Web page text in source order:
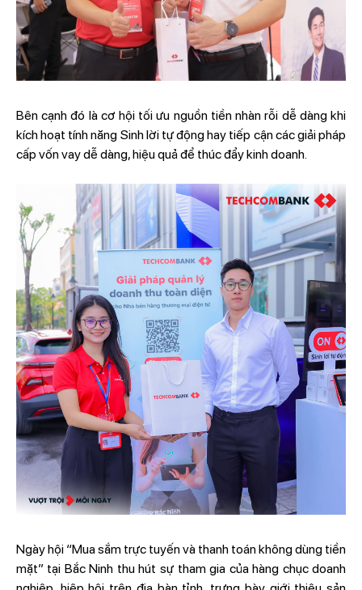
Bên cạnh đó là cơ hội tối ưu nguồn tiền nhàn rỗi dễ dàng khi
kích hoạt tính năng Sinh lời tự động hay tiếp cận các giải pháp
cấp vốn vay dễ dàng, hiệu quả để thúc đẩy kinh doanh.
Ngày hội “Mua sắm trực tuyến và thanh toán không dùng tiền
mặt” tại Bắc Ninh thu hút sự tham gia của hàng chục doanh